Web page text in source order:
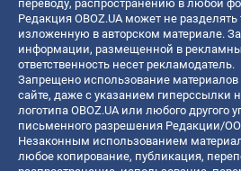
переводу, распространению в любой
Редакция OBOZ.UA может не разделять
изложенную в авторском материале.
информации, размещенной в
ответственность несет рекламодатель.
Запрещено использование
сайте, даже с указанием гиперссылки
логотипа OBOZ.UA или любого другого
письменного разрешения Редакции/
Незаконным использованием
любое копирование, публикация,